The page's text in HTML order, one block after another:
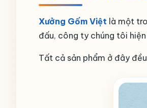
Xưởng Gốm Việt là một
đấu, công ty chúng tôi
Tất cả sản phẩm ở đây